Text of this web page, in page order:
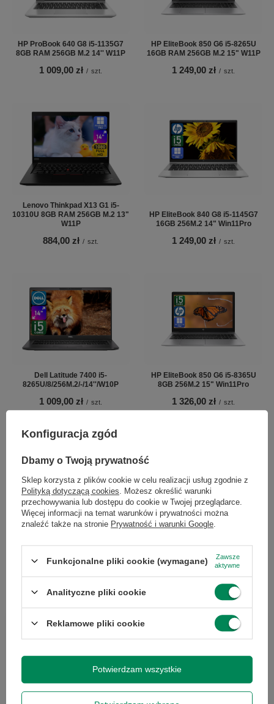
HP ProBook 640 G8 i5-1135G7
8GB RAM 256GB M.2 14'' W11P
1 009,00 zł / szt.
HP EliteBook 850 G6 i5-8265U
16GB RAM 256GB M.2 15" W11P
1 249,00 zł / szt.
Lenovo Thinkpad X13 G1 i5-
10310U 8GB RAM 256GB M.2 13"
W11P
884,00 zł / szt.
HP EliteBook 840 G8 i5-1145G7
16GB 256M.2 14" Win11Pro
1 249,00 zł / szt.
Dell Latitude 7400 i5-
8265U/8/256M.2/-/14''/W10P
1 009,00 zł / szt.
HP EliteBook 850 G6 i5-8365U
8GB 256M.2 15" Win11Pro
1 326,00 zł / szt.
256M.2 15" Win11Pro
1 271,00 zł / szt.
Chcesz się w czymś upewnić lub
masz dodatkowe pytanie?
Skorzystaj z naszej pomocy!
Konfiguracja zgód
Dbamy o Twoją prywatność
Sklep korzysta z plików cookie w celu realizacji usług zgodnie z
Polityką dotyczącą cookies . Możesz określić warunki
przechowywania lub dostępu do cookie w Twojej przeglądarce.
Więcej informacji na temat warunków i prywatności można
znaleźć także na stronie Prywatność i warunki Google
Funkcjonalne pliki cookie (wymagane)
Zawsze
aktywne
Analityczne pliki cookie
Reklamowe pliki cookie
Potwierdzam wszystkie